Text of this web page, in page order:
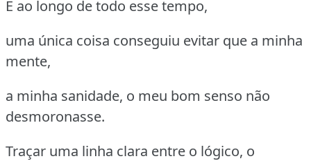
E ao longo de todo esse tempo,
uma única coisa conseguiu evitar que a minha
mente,
a minha sanidade, o meu bom senso não
desmoronasse.
Traçar uma linha clara entre o lógico, o